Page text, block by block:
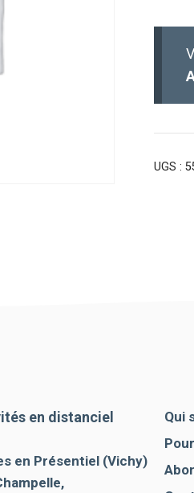
UGS :
en distanciel
en Présentiel (Vichy)
Qui